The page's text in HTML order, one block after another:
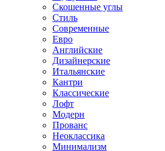
Скошенные углы
Стиль
Современные
Евро
Английские
Дизайнерские
Итальянские
Кантри
Классические
Лофт
Модерн
Прованс
Неоклассика
Минимализм